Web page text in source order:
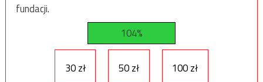
fundacji.
104%
30 zł 50 zł 100 zł